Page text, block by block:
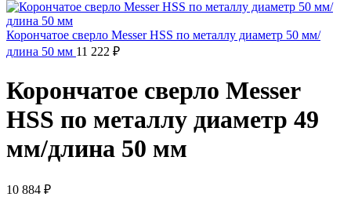
Корончатое сверло Messer HSS по металлу диаметр 50 мм/
длина 50 мм 11 222 ₽
Корончатое сверло Messer
HSS по металлу диаметр 49
мм/длина 50 мм
10 884 ₽